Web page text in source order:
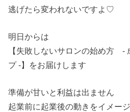
逃げたら変われないですよ♡
明日からは
【失敗しないサロンの始め方 -
プ -】をお届けします
準備が甘いと利益は出ません
起業前に起業後の動きをイメー